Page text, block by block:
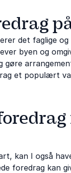
det faglige
byen og
gøre
et populært
kan I også
foredrag kan